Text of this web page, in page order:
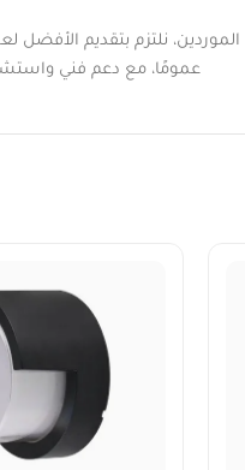
نلتزم بتقديم الأفضل
عمومًا، مع دعم فني